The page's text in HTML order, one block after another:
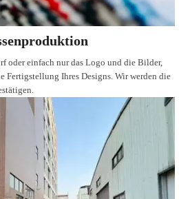
oder einfach nur das Logo und die Bilder,
Fertigstellung Ihres Designs. Wir werden die